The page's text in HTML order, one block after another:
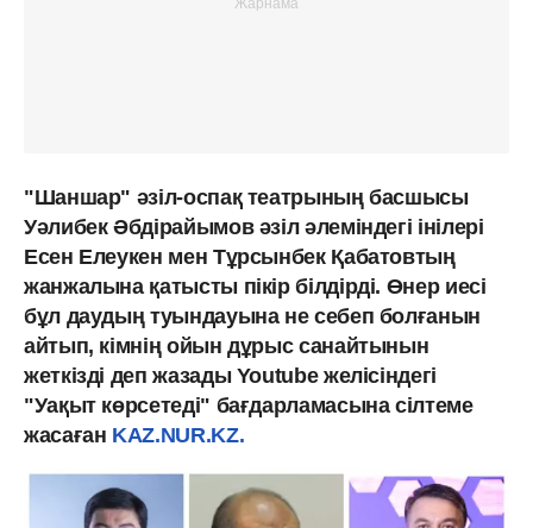
"Шаншар" әзіл-оспақ театрының басшысы
Уәлибек Әбдірайымов әзіл әлеміндегі інілері
Есен Елеукен мен Тұрсынбек Қабатовтың
жанжалына қатысты пікір білдірді. Өнер иесі
бұл даудың туындауына не себеп болғанын
айтып, кімнің ойын дұрыс санайтынын
жеткізді деп жазады Youtube желісіндегі
"Уақыт көрсетеді" бағдарламасына сілтеме
жасаған KAZ.NUR.KZ.